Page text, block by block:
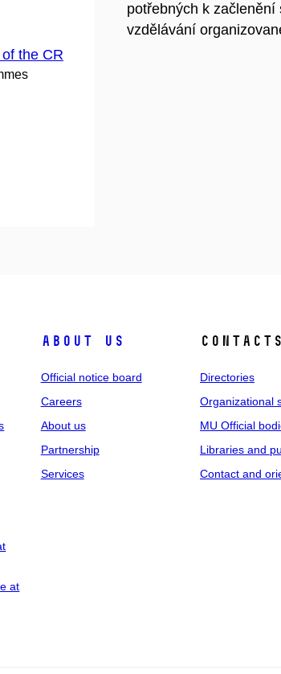
the CR
potřebných k
vzdělávání
at
About us
Official notice board
Careers
About us
Partnership
Services
Contacts
Directories
Organizational
MU Official
Libraries and
Contact and